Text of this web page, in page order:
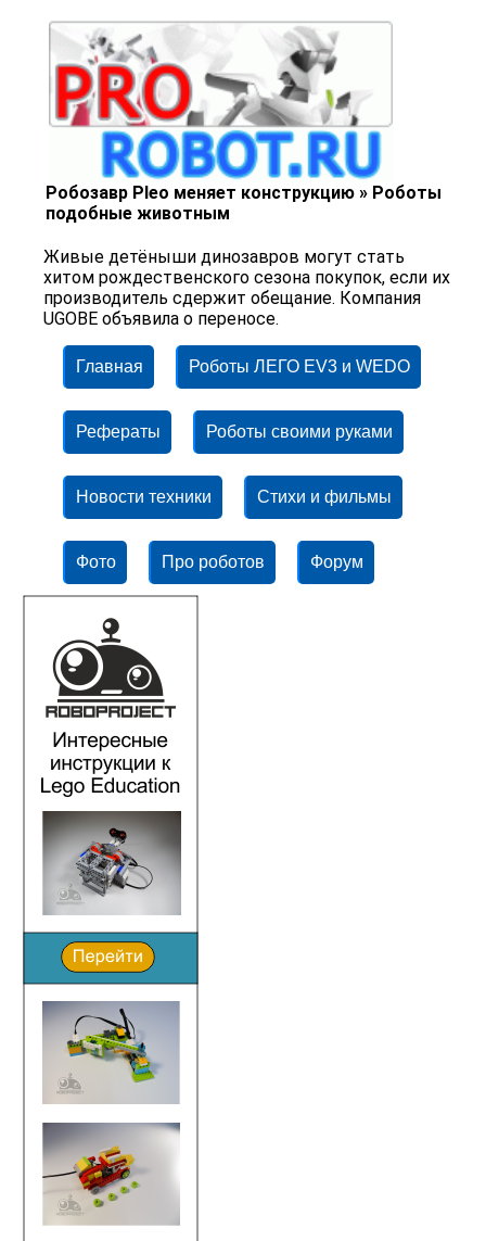
Робозавр Pleo меняет конструкцию » Роботы
подобные животным
Живые детёныши динозавров могут стать
хитом рождественского сезона покупок, если их
производитель сдержит обещание. Компания
UGOBE объявила о переносе.
Главная Роботы ЛЕГО EV3 и WEDO
Рефераты Роботы своими руками
Новости техники Стихи и фильмы
Фото Про роботов Форум